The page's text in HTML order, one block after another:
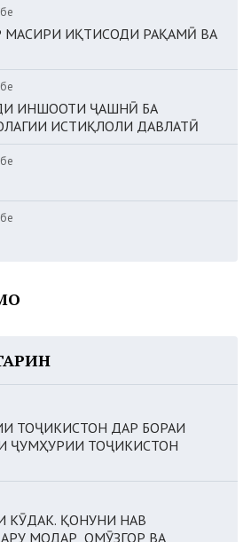
МАСИРИ ИҚТИСОДИ РАҚАМӢ ВА
ИНШООТИ ҶАШНӢ БА
ИСТИҚЛОЛИ ДАВЛАТӢ
ТОҶИКИСТОН ДАР БОРАИ
ҶУМҲУРИИ ТОҶИКИСТОН
КӮДАК. ҚОНУНИ НАВ
МОДАР, ОМӮЗГОР ВА